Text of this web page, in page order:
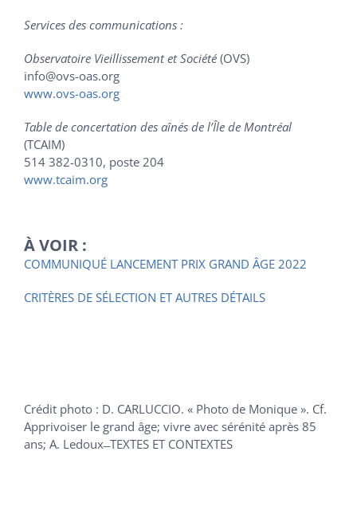
Services des communications :
Observatoire Vieillissement et Société (OVS)
info@ovs-oas.org
www.ovs-oas.org
Table de concertation des aînés de l’Île de Montréal
(TCAIM)
514 382-0310, poste 204
www.tcaim.org
À VOIR :
COMMUNIQUÉ LANCEMENT PRIX GRAND ÂGE 2022
CRITÈRES DE SÉLECTION ET AUTRES DÉTAILS
Crédit photo : D. CARLUCCIO. « Photo de Monique ». Cf.
Apprivoiser le grand âge; vivre avec sérénité après 85
ans; A. Ledoux ̶ TEXTES ET CONTEXTES